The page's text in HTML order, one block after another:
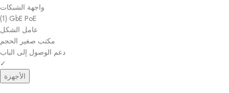
واجهة الشبكات
(1) GbE PoE
عامل الشكل
مكتب صغير الحجم
دعم الوصول إلى الباب
✓
الأجهزة